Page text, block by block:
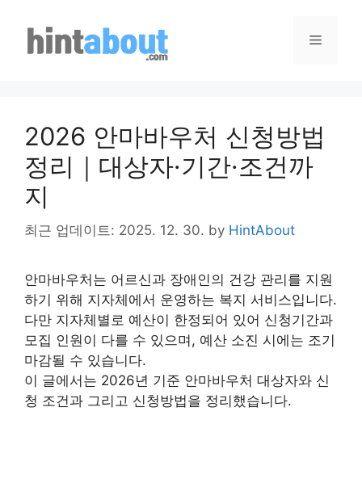
content
Menu
2026 안마바우처 신청방법
정리｜대상자·기간·조건까
지
최근 업데이트: 2025. 12. 30. by HintAbout
안마바우처는 어르신과 장애인의 건강 관리를 지원
하기 위해 지자체에서 운영하는 복지 서비스입니다.
다만 지자체별로 예산이 한정되어 있어 신청기간과
모집 인원이 다를 수 있으며, 예산 소진 시에는 조기
마감될 수 있습니다.
이 글에서는 2026년 기준 안마바우처 대상자와 신
청 조건과 그리고 신청방법을 정리했습니다.